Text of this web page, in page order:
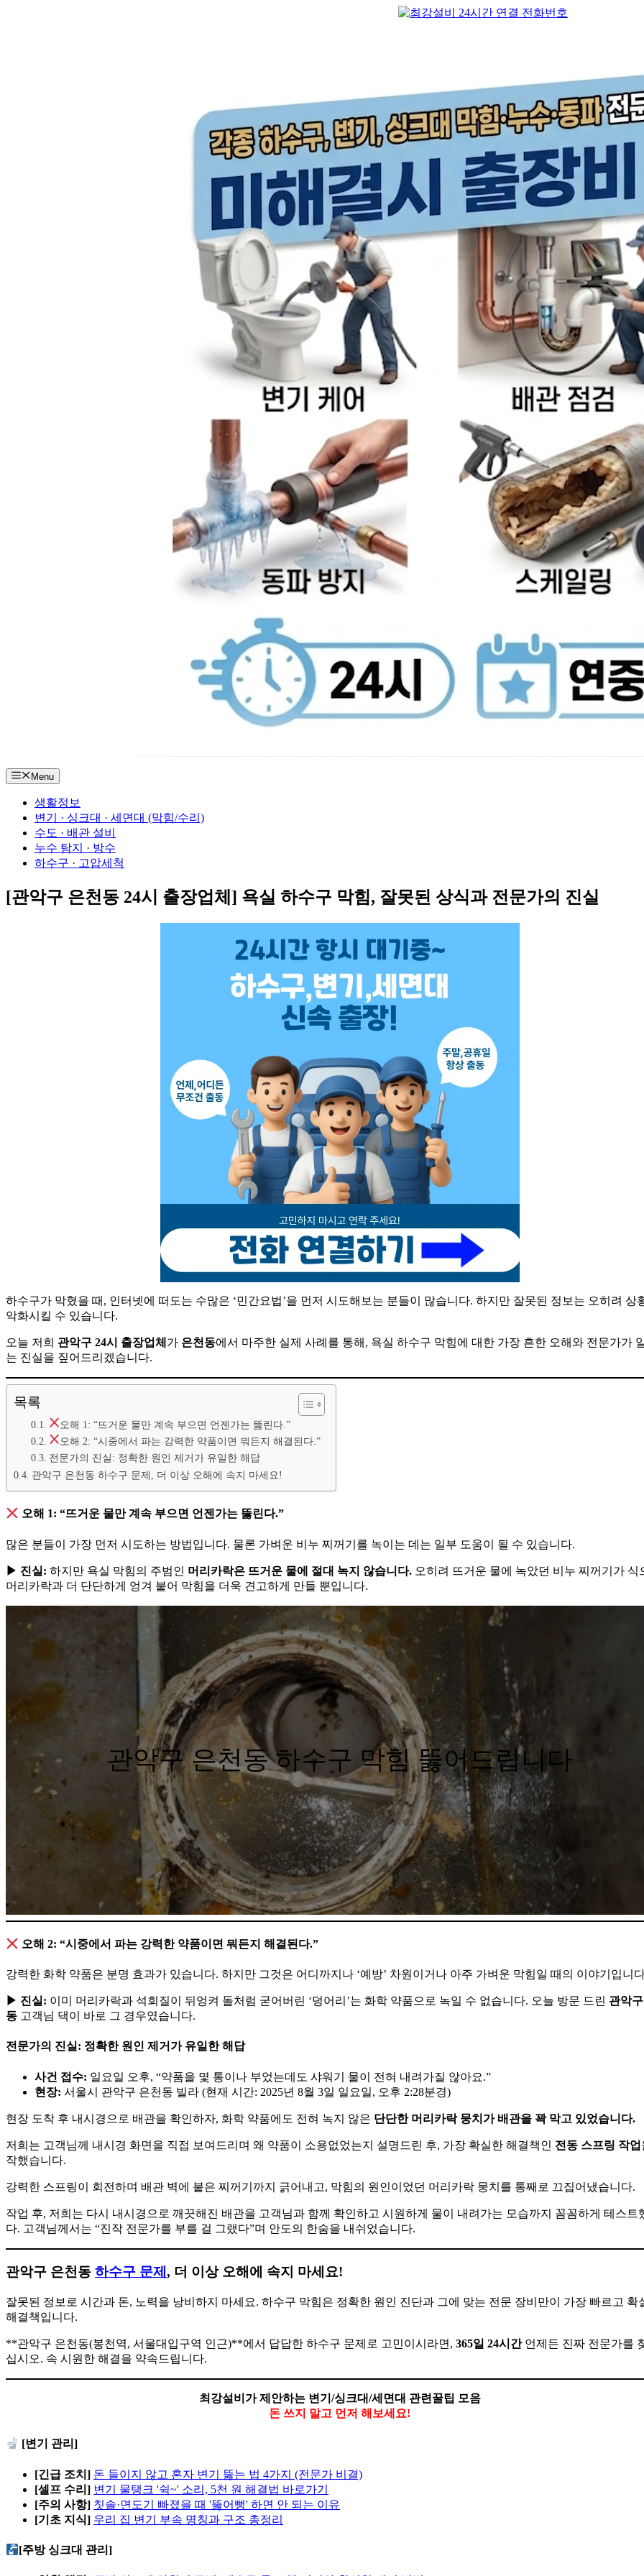
Menu
생활정보
변기 · 싱크대 · 세면대 (막힘/수리)
수도 · 배관 설비
누수 탐지 · 방수
하수구 · 고압세척
[관악구 은천동 24시 출장업체] 욕실 하수구 막힘, 잘못된 상식과 전문가의 진실
하수구가 막혔을 때, 인터넷에 떠도는 수많은 ‘민간요법’을 먼저 시도해보는 분들이 많습니다. 하지만 잘못된 정보는 오히려 상
악화시킬 수 있습니다.
오늘 저희 관악구 24시 출장업체 가 은천동에서 마주한 실제 사례를 통해, 욕실 하수구 막힘에 대한 가장 흔한 오해와 전문가가
는 진실을 짚어드리겠습니다.
목록
오해 1: “뜨거운 물만 계속 부으면 언젠가는 뚫린다.”
오해 2: “시중에서 파는 강력한 약품이면 뭐든지 해결된다.”
전문가의 진실: 정확한 원인 제거가 유일한 해답
관악구 은천동 하수구 문제, 더 이상 오해에 속지 마세요!
오해 1: “뜨거운 물만 계속 부으면 언젠가는 뚫린다.”
많은 분들이 가장 먼저 시도하는 방법입니다. 물론 가벼운 비누 찌꺼기를 녹이는 데는 일부 도움이 될 수 있습니다.
▶ 진실: 하지만 욕실 막힘의 주범인 머리카락은 뜨거운 물에 절대 녹지 않습니다. 오히려 뜨거운 물에 녹았던 비누 찌꺼기가 식
머리카락과 더 단단하게 엉겨 붙어 막힘을 더욱 견고하게 만들 뿐입니다.
관악구 은천동 하수구 막힘 뚫어드립니다
오해 2: “시중에서 파는 강력한 약품이면 뭐든지 해결된다.”
강력한 화학 약품은 분명 효과가 있습니다. 하지만 그것은 어디까지나 ‘예방’ 차원이거나 아주 가벼운 막힘일 때의 이야기입니
▶ 진실: 이미 머리카락과 석회질이 뒤엉켜 돌처럼 굳어버린 ‘덩어리’는 화학 약품으로 녹일 수 없습니다. 오늘 방문 드린 관악
동 고객님 댁이 바로 그 경우였습니다.
전문가의 진실: 정확한 원인 제거가 유일한 해답
사건 접수: 일요일 오후, “약품을 몇 통이나 부었는데도 샤워기 물이 전혀 내려가질 않아요.”
현장: 서울시 관악구 은천동 빌라 (현재 시간: 2025년 8월 3일 일요일, 오후 2:28분경)
현장 도착 후 내시경으로 배관을 확인하자, 화학 약품에도 전혀 녹지 않은 단단한 머리카락 뭉치가 배관을 꽉 막고 있었습니다.
저희는 고객님께 내시경 화면을 직접 보여드리며 왜 약품이 소용없었는지 설명드린 후, 가장 확실한 해결책인 전동 스프링 작업
작했습니다.
강력한 스프링이 회전하며 배관 벽에 붙은 찌꺼기까지 긁어내고, 막힘의 원인이었던 머리카락 뭉치를 통째로 끄집어냈습니다.
작업 후, 저희는 다시 내시경으로 깨끗해진 배관을 고객님과 함께 확인하고 시원하게 물이 내려가는 모습까지 꼼꼼하게 테스트
다. 고객님께서는 “진작 전문가를 부를 걸 그랬다”며 안도의 한숨을 내쉬었습니다.
관악구 은천동 하수구 문제 , 더 이상 오해에 속지 마세요!
잘못된 정보로 시간과 돈, 노력을 낭비하지 마세요. 하수구 막힘은 정확한 원인 진단과 그에 맞는 전문 장비만이 가장 빠르고 확
해결책입니다.
**관악구 은천동(봉천역, 서울대입구역 인근)**에서 답답한 하수구 문제로 고민이시라면, 365일 24시간언제든 진짜 전문가를
십시오. 속 시원한 해결을 약속드립니다.
최강설비가 제안하는 변기/싱크대/세면대 관련꿀팁 모음
돈 쓰지 말고 먼저 해보세요!
[변기 관리]
[긴급 조치] 돈 들이지 않고 혼자 변기 뚫는 법 4가지 (전문가 비결)
[셀프 수리] 변기 물탱크 '쉭~' 소리, 5천 원 해결법 바로가기
[주의 사항] 칫솔·면도기 빠졌을 때 '뚫어뻥' 하면 안 되는 이유
[기초 지식] 우리 집 변기 부속 명칭과 구조 총정리
[주방 싱크대 관리]